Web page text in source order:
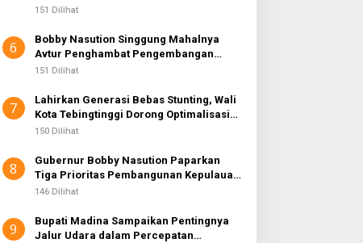
Komisi II Dipimpin Sufmi Dasco Ahmad
151 Dilihat
6
Bobby Nasution Singgung Mahalnya
Avtur Penghambat Pengembangan
Industri Penerbangan di Sumut
151 Dilihat
7
Lahirkan Generasi Bebas Stunting, Wali
Kota Tebingtinggi Dorong Optimalisasi
SP3 Catin
150 Dilihat
8
Gubernur Bobby Nasution Paparkan
Tiga Prioritas Pembangunan Kepulauan
Nias
146 Dilihat
9
Bupati Madina Sampaikan Pentingnya
Jalur Udara dalam Percepatan